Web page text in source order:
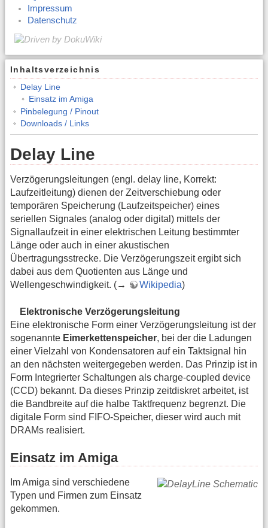
Impressum
Datenschutz
Inhaltsverzeichnis
Delay Line
Einsatz im Amiga
Pinbelegung / Pinout
Downloads / Links
Delay Line
Verzögerungsleitungen (engl. delay line, Korrekt:
Laufzeitleitung) dienen der Zeitverschiebung oder
temporären Speicherung (Laufzeitspeicher) eines
seriellen Signales (analog oder digital) mittels der
Signallaufzeit in einer elektrischen Leitung bestimmter
Länge oder auch in einer akustischen
Übertragungsstrecke. Die Verzögerungszeit ergibt sich
dabei aus dem Quotienten aus Länge und
Wellengeschwindigkeit. (→
Wikipedia)
Elektronische Verzögerungsleitung
Eine elektronische Form einer Verzögerungsleitung ist der
sogenannte Eimerkettenspeicher, bei der die Ladungen
einer Vielzahl von Kondensatoren auf ein Taktsignal hin
an den nächsten weitergegeben werden. Das Prinzip ist in
Form Integrierter Schaltungen als charge-coupled device
(CCD) bekannt. Da dieses Prinzip zeitdiskret arbeitet, ist
die Bandbreite auf die halbe Taktfrequenz begrenzt. Die
digitale Form sind FIFO-Speicher, dieser wird auch mit
DRAMs realisiert.
Einsatz im Amiga
Im Amiga sind verschiedene
Typen und Firmen zum Einsatz
gekommen.